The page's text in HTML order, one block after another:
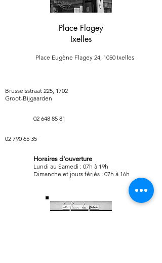
Place Flagey
Ixelles
Place Eugène Flagey 24, 1050 Ixelles
Brusselsstraat 225, 1702
Groot-Bijgaarden
02 648 85 81
02 790 65 35
Horaires d'ouverture
Lundi au Samedi : 07h à 19h
Dimanche et jours fériés : 07h à 16h